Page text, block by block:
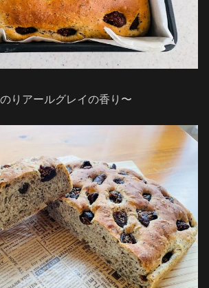
りアールグレイの香り〜